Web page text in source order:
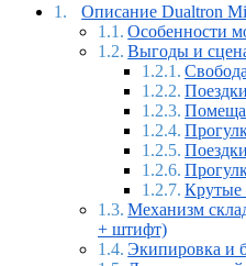
Описание Dualtron
Особенности
Выгоды и
Крутые
Механизм
+ штифт)
Экипировка и